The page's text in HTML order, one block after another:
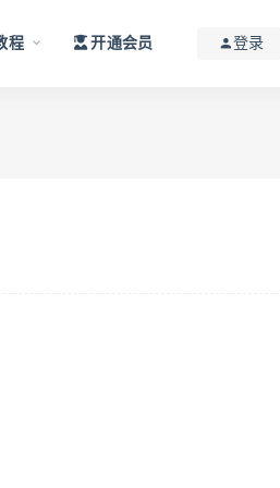
程 开通会员 登录